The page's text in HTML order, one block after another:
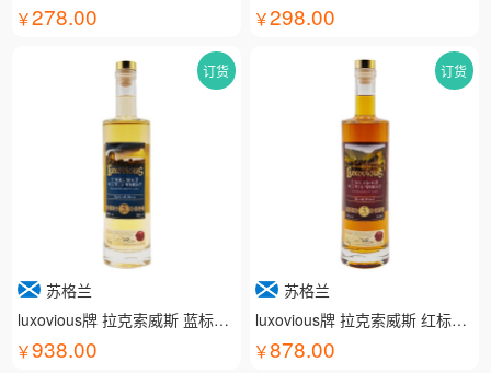
278.00 298.00
订货
苏格兰
luxovious牌 拉克索威斯 蓝标威士忌
938.00
订货
苏格兰
luxovious牌 拉克索威斯 红标威士忌
878.00